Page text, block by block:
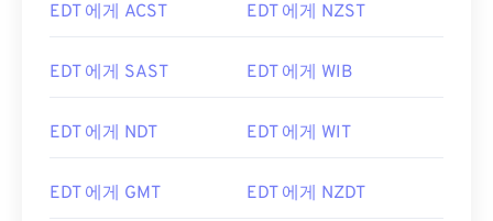
EDT 에게 ACST EDT 에게 NZST
EDT 에게 SAST EDT 에게 WIB
EDT 에게 NDT EDT 에게 WIT
EDT 에게 GMT EDT 에게 NZDT